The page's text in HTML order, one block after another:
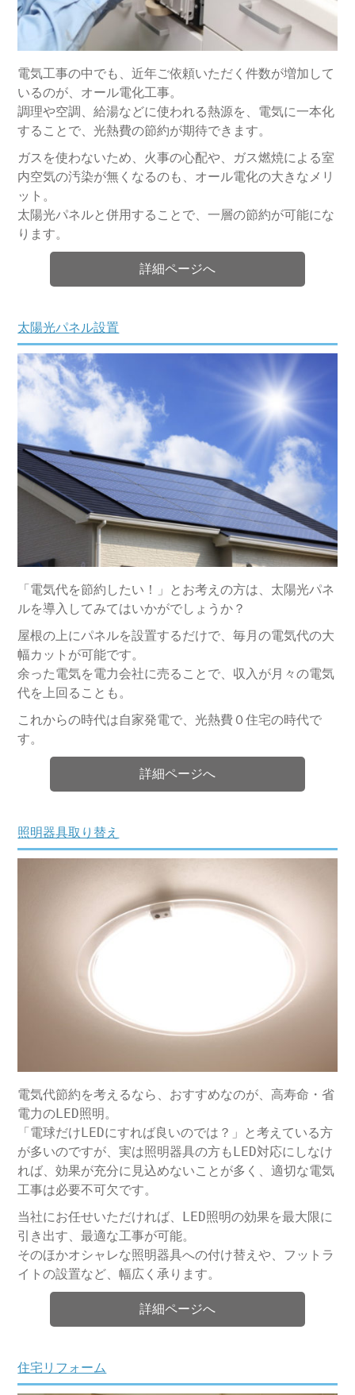
電気工事の中でも、近年ご依頼いただく件数が増加して
いるのが、オール電化工事。
調理や空調、給湯などに使われる熱源を、電気に一本化
することで、光熱費の節約が期待できます。
ガスを使わないため、火事の心配や、ガス燃焼による室
内空気の汚染が無くなるのも、オール電化の大きなメリ
ット。
太陽光パネルと併用することで、一層の節約が可能にな
ります。
詳細ページへ
太陽光パネル設置
「電気代を節約したい！」とお考えの方は、太陽光パネ
ルを導入してみてはいかがでしょうか？
屋根の上にパネルを設置するだけで、毎月の電気代の大
幅カットが可能です。
余った電気を電力会社に売ることで、収入が月々の電気
代を上回ることも。
これからの時代は自家発電で、光熱費０住宅の時代で
す。
詳細ページへ
照明器具取り替え
電気代節約を考えるなら、おすすめなのが、高寿命・省
電力のLED照明。
「電球だけLEDにすれば良いのでは？」と考えている方
が多いのですが、実は照明器具の方もLED対応にしなけ
れば、効果が充分に見込めないことが多く、適切な電気
工事は必要不可欠です。
当社にお任せいただければ、LED照明の効果を最大限に
引き出す、最適な工事が可能。
そのほかオシャレな照明器具への付け替えや、フットラ
イトの設置など、幅広く承ります。
詳細ページへ
住宅リフォーム